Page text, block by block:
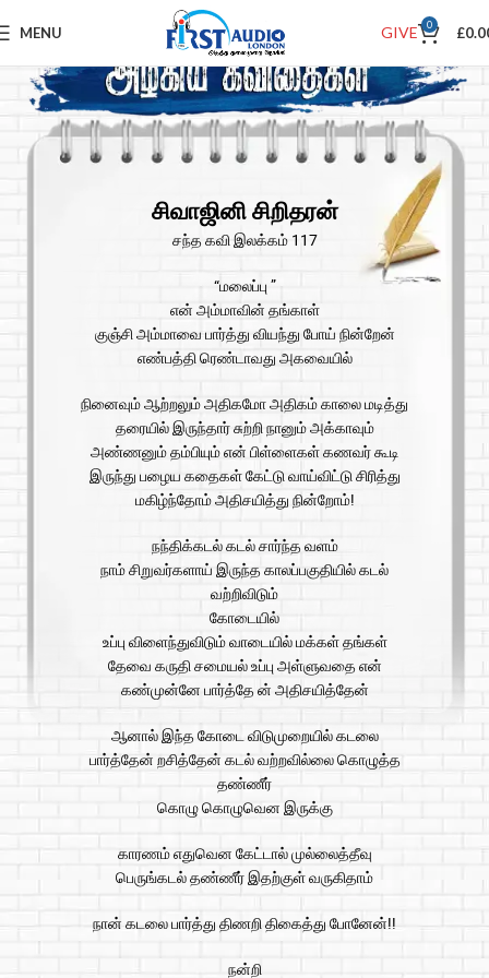
MENU GIVE 0 £
சிவாஜினி சிறிதரன்
சந்த கவி இலக்கம் 117
“மலைப்பு ”
என் அம்மாவின் தங்காள்
குஞ்சி அம்மாவை பார்த்து வியந்து போய் நின்றேன்
எண்பத்தி ரெண்டாவது அகவையில்
நினைவும் ஆற்றலும் அதிகமோ அதிகம் காலை மடித்து
தரையில் இருந்தார் சுற்றி நானும் அக்காவும்
அண்ணனும் தம்பியும் என் பிள்ளைகள் கணவர் கூடி
இருந்து பழைய கதைகள் கேட்டு வாய்விட்டு சிரித்து
மகிழ்ந்தோம் அதிசயித்து நின்றோம்!
நந்திக்கடல் கடல் சார்ந்த வளம்
நாம் சிறுவர்களாய் இருந்த காலப்பகுதியில் கடல்
வற்றிவிடும்
கோடையில்
உப்பு விளைந்துவிடும் வாடையில் மக்கள் தங்கள்
தேவை கருதி சமையல் உப்பு அள்ளுவதை என்
கண்முன்னே பார்த்தே ன் அதிசயித்தேன்
ஆனால் இந்த கோடை விடுமுறையில் கடலை
பார்த்தேன் றசித்தேன் கடல் வற்றவில்லை கொழுத்த
தண்ணீர்
கொழு கொழுவென இருக்கு
காரணம் எதுவென கேட்டால் முல்லைத்தீவு
பெருங்கடல் தண்ணீர் இதற்குள் வருகிதாம்
நான் கடலை பார்த்து திணறி திகைத்து போனேன்!!
நன்றி